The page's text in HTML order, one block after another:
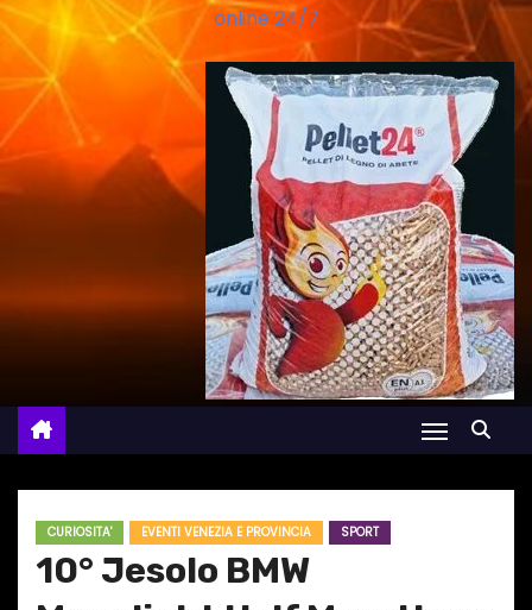
online 24/7
CURIOSITA' EVENTI VENEZIA E PROVINCIA SPORT
10° Jesolo BMW